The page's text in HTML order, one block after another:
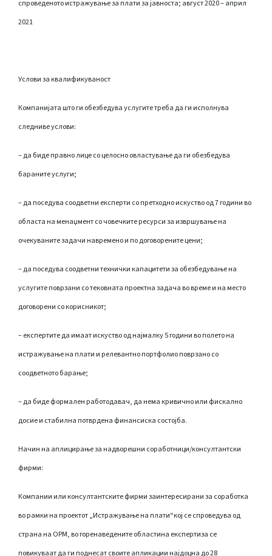
спроведеното истражување за плати за јавноста; август 2020 – април
2021
Услови за квалификуваност
Компанијата што ги обезбедува услугите треба да ги исполнува
следниве услови:
– да биде правно лице со целосно овластување да ги обезбедува
бараните услуги;
– да поседува соодветни експерти со претходно искуство од 7 години во
областа на менаџмент со човечките ресурси за извршување на
очекуваните задачи навремено и по договорените цени;
– да поседува соодветни технички капацитети за обезбедување на
услугите поврзани со тековната проектна задача во време и на место
договорени со корисникот;
– експертите да имаат искуство од најмалку 5 години во полето на
истражување на плати и релевантно портфолио поврзано со
соодветното барање;
– да биде формален работодавач, да нема кривично или фискално
досие и стабилна потврдена финансиска состојба.
Начин на аплицирање за надворешни соработници/консултантски
фирми:
Компании или консултантските фирми заинтересирани за соработка
во рамки на проектот „Истражување на плати“кој се спроведува од
страна на ОРМ, во горенаведените областина експертиза се
повикуваат да ги поднесат своите апликации најдоцна до 28